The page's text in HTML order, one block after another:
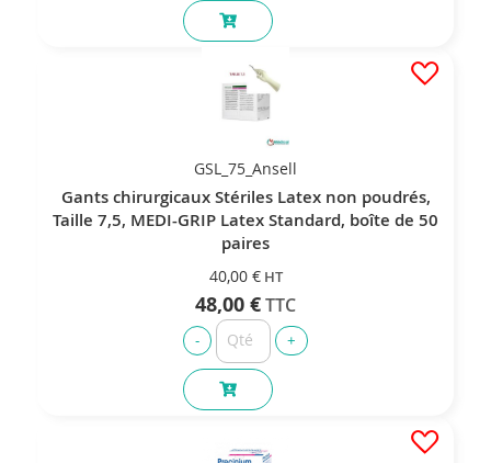
GSL_75_Ansell
Gants chirurgicaux Stériles Latex non poudrés,
Taille 7,5, MEDI-GRIP Latex Standard, boîte de 50
paires
40,00 €
48,00 €